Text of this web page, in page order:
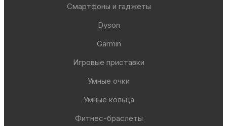
Смартфоны и гаджеты
Dyson
Garmin
Игровые приставки
Умные очки
Умные кольца
Фитнес-браслеты